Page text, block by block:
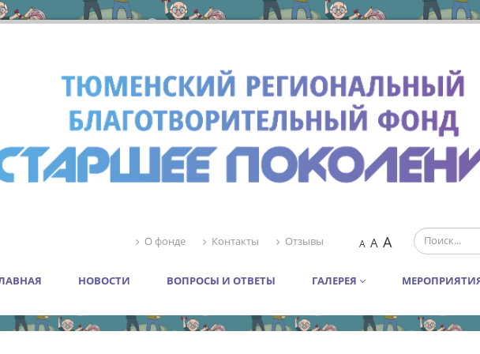
О фонде Контакты Отзывы A A A
НОВОСТИ ВОПРОСЫ И ОТВЕТЫ ГАЛЕРЕЯ